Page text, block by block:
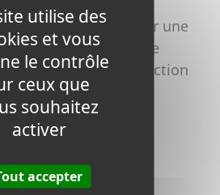
/
Déclarer une
nouvelle
construction
utilise des
et vous
le contrôle
ceux que
souhaitez
activer
accepter